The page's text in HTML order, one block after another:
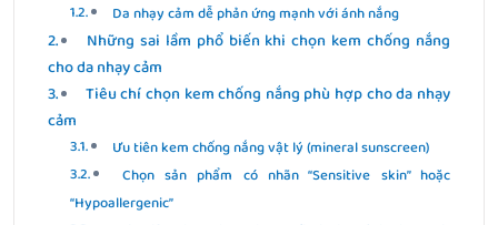
Da nhạy cảm dễ phản ứng mạnh với ánh nắng
Những sai lầm phổ biến khi chọn kem chống nắng
cho da nhạy cảm
Tiêu chí chọn kem chống nắng phù hợp cho da nhạy
cảm
Ưu tiên kem chống nắng vật lý (mineral sunscreen)
Chọn sản phẩm có nhãn “Sensitive skin” hoặc
“Hypoallergenic”